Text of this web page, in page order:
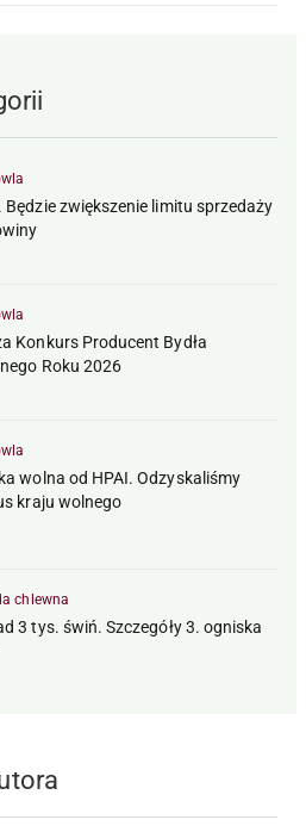
Będzie zwiększenie limitu sprzedaży
Konkurs Producent Bydła
Roku 2026
wolna od HPAI. Odzyskaliśmy
kraju wolnego
chlewna
3 tys. świń. Szczegóły 3. ogniska